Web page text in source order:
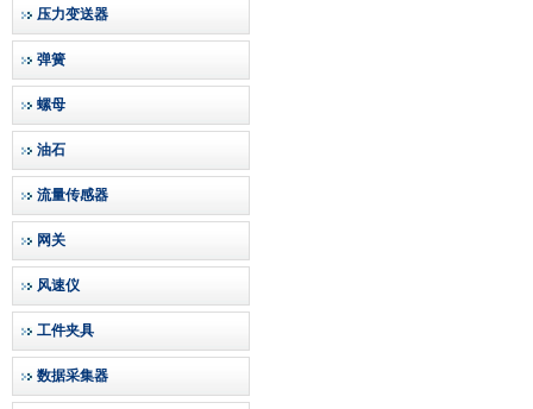
压力变送器
弹簧
螺母
油石
流量传感器
网关
风速仪
工件夹具
数据采集器